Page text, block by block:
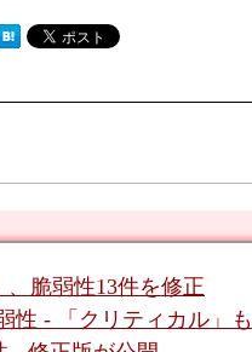
脆弱性13件を修正
性 - 「クリティカル」も